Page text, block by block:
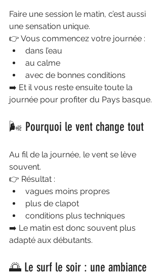
Faire une session le matin, c’est aussi
une sensation unique.
👉 Vous commencez votre journée :
dans l’eau
au calme
avec de bonnes conditions
➡️ Et il vous reste ensuite toute la
journée pour profiter du Pays basque.
🌬️ Pourquoi le vent change tout
Au fil de la journée, le vent se lève
souvent.
👉 Résultat :
vagues moins propres
plus de clapot
conditions plus techniques
➡️ Le matin est donc souvent plus
adapté aux débutants.
🌅 Le surf le soir : une ambiance